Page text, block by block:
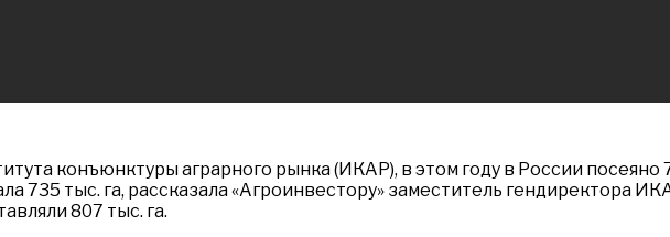
конъюнктуры аграрного рынка (ИКАР), в этом году в России посеяно
735 тыс. га, рассказала «Агроинвестору» заместитель гендиректора
807 тыс. га.